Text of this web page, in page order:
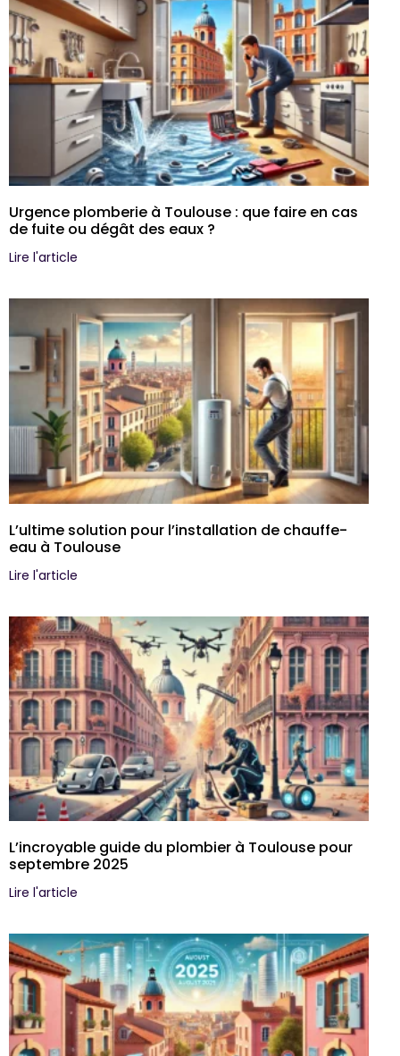
Urgence plomberie à Toulouse : que faire en cas
de fuite ou dégât des eaux ?
Lire l'article
L’ultime solution pour l’installation de chauffe-
eau à Toulouse
Lire l'article
L’incroyable guide du plombier à Toulouse pour
septembre 2025
Lire l'article